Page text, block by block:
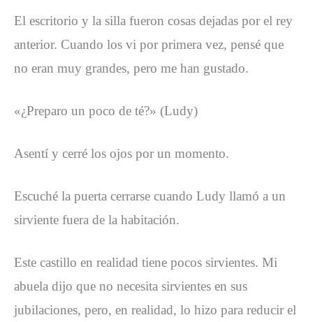
El escritorio y la silla fueron cosas dejadas por el rey
anterior. Cuando los vi por primera vez, pensé que
no eran muy grandes, pero me han gustado.
«¿Preparo un poco de té?» (Ludy)
Asentí y cerré los ojos por un momento.
Escuché la puerta cerrarse cuando Ludy llamó a un
sirviente fuera de la habitación.
Este castillo en realidad tiene pocos sirvientes. Mi
abuela dijo que no necesita sirvientes en sus
jubilaciones, pero, en realidad, lo hizo para reducir el